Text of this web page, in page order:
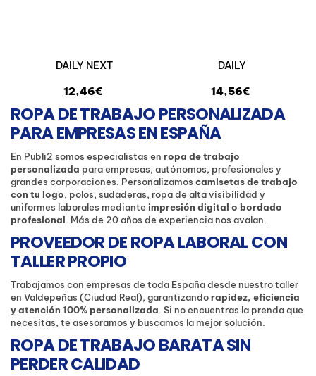
DAILY NEXT
12,46€
DAILY
14,56€
ROPA DE TRABAJO PERSONALIZADA
PARA EMPRESAS EN ESPAÑA
En Publi2 somos especialistas en ropa de trabajo
personalizada para empresas, autónomos, profesionales y
grandes corporaciones. Personalizamos camisetas de trabajo
con tu logo, polos, sudaderas, ropa de alta visibilidad y
uniformes laborales mediante impresión digital o bordado
profesional . Más de 20 años de experiencia nos avalan.
PROVEEDOR DE ROPA LABORAL CON
TALLER PROPIO
Trabajamos con empresas de toda España desde nuestro taller
en Valdepeñas (Ciudad Real), garantizandorapidez, eficiencia
y atención 100% personalizada . Si no encuentras la prenda que
necesitas, te asesoramos y buscamos la mejor solución.
ROPA DE TRABAJO BARATA SIN
PERDER CALIDAD